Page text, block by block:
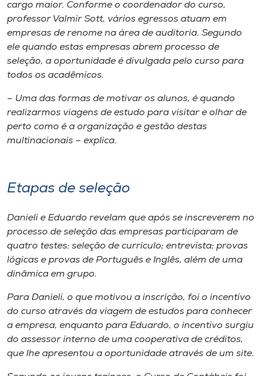
Unoesc
Store
A+
cargo maior. Conforme o coordenador do curso,
professor Valmir Sott, vários egressos atuam em
empresas de renome na área de auditoria. Segundo
ele quando estas empresas abrem processo de
seleção, a oportunidade é divulgada pelo curso para
todos os acadêmicos.
– Uma das formas de motivar os alunos, é quando
realizarmos viagens de estudo para visitar e olhar de
perto como é a organização e gestão destas
multinacionais – explica.
Etapas de seleção
Danieli e Eduardo revelam que após se inscreverem no
processo de seleção das empresas participaram de
quatro testes: seleção de currículo; entrevista; provas
lógicas e provas de Português e Inglês, além de uma
dinâmica em grupo.
Para Danieli, o que motivou a inscrição, foi o incentivo
do curso através da viagem de estudos para conhecer
a empresa, enquanto para Eduardo, o incentivo surgiu
do assessor interno de uma cooperativa de créditos,
que lhe apresentou a oportunidade através de um site.